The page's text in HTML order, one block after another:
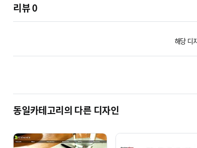
BZer 기업반응형 - 다양한위젯, 다국어아이콘
BZer 1001 [기업 반응형]
단순복사 : ￦ 200,000
BZer 1002 [동영상
리뷰0
해당 디
동일카테고리의 다른 디자인